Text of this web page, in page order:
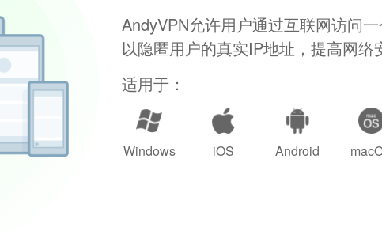
AndyVPN允许用户通过互联网访问
以隐匿用户的真实IP地址，提高网络
适用于：
Windows iOS Android